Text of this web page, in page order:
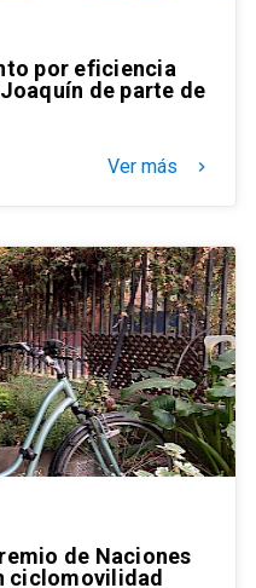
por eficiencia
de parte de
Ver más keyboard_arrow_right
de Naciones
ciclomovilidad